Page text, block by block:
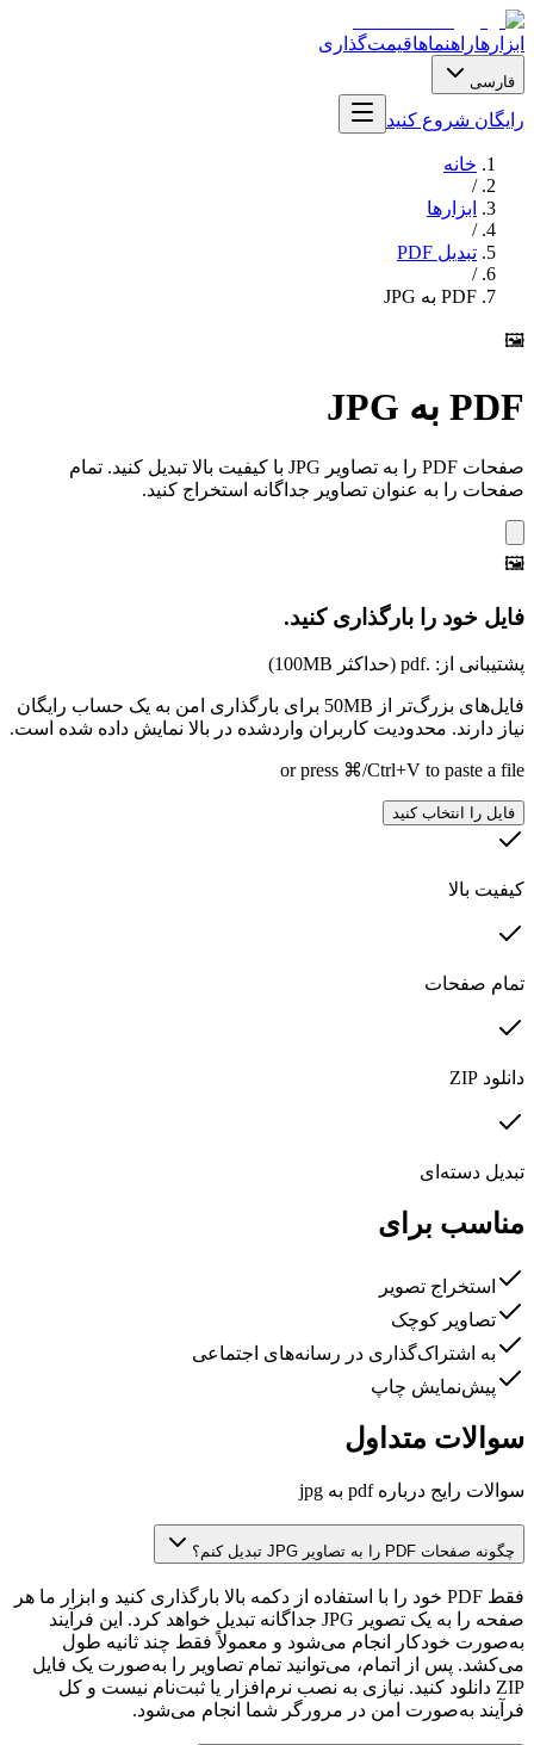
ابزارهاراهنماهاقیمت‌گذاری
فارسی
رایگان شروع کنید
خانه
/
ابزارها
/
تبدیل PDF
/
PDF به JPG
🖼️
PDF به JPG
صفحات PDF را به تصاویر JPG با کیفیت بالا تبدیل کنید. تمام
صفحات را به عنوان تصاویر جداگانه استخراج کنید.
🖼️
فایل خود را بارگذاری کنید.
پشتیبانی از: .pdf (حداکثر 100MB)
فایل‌های بزرگ‌تر از 50MB برای بارگذاری امن به یک حساب رایگان
نیاز دارند. محدودیت کاربران واردشده در بالا نمایش داده شده است.
or press ⌘/Ctrl+V to paste a file
فایل را انتخاب کنید
کیفیت بالا
تمام صفحات
دانلود ZIP
تبدیل دسته‌ای
مناسب برای
استخراج تصویر
تصاویر کوچک
به اشتراک‌گذاری در رسانه‌های اجتماعی
پیش‌نمایش چاپ
سوالات متداول
سوالات رایج درباره pdf به jpg
چگونه صفحات PDF را به تصاویر JPG تبدیل کنم؟
فقط PDF خود را با استفاده از دکمه بالا بارگذاری کنید و ابزار ما هر
صفحه را به یک تصویر JPG جداگانه تبدیل خواهد کرد. این فرآیند
به‌صورت خودکار انجام می‌شود و معمولاً فقط چند ثانیه طول
می‌کشد. پس از اتمام، می‌توانید تمام تصاویر را به‌صورت یک فایل
ZIP دانلود کنید. نیازی به نصب نرم‌افزار یا ثبت‌نام نیست و کل
فرآیند به‌صورت امن در مرورگر شما انجام می‌شود.